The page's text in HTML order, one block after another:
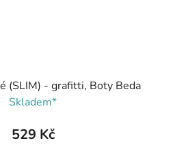
(SLIM) - grafitti, Boty Beda
Skladem*
529 Kč